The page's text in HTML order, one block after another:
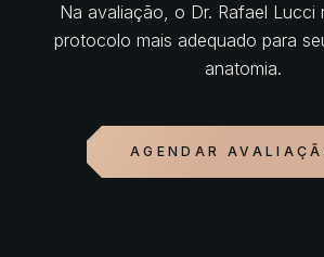
Na avaliação, o Dr. Rafael Lucci
protocolo mais adequado para
anatomia.
AGENDAR